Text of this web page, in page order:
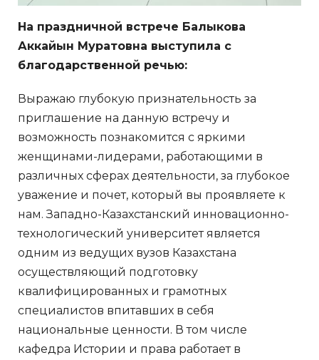
На праздничной встрече Балыкова
Аккайын Муратовна выступила с
благодарственной речью:
Выражаю глубокую признательность за
приглашение на данную встречу и
возможность познакомится с яркими
женщинами-лидерами, работающими в
различных сферах деятельности, за глубокое
уважение и почет, который вы проявляете к
нам. Западно-Казахстанский инновационно-
технологический университет является
одним из ведущих вузов Казахстана
осуществляющий подготовку
квалифицированных и грамотных
специалистов впитавших в себя
национальные ценности. В том числе
кафедра Истории и права работает в